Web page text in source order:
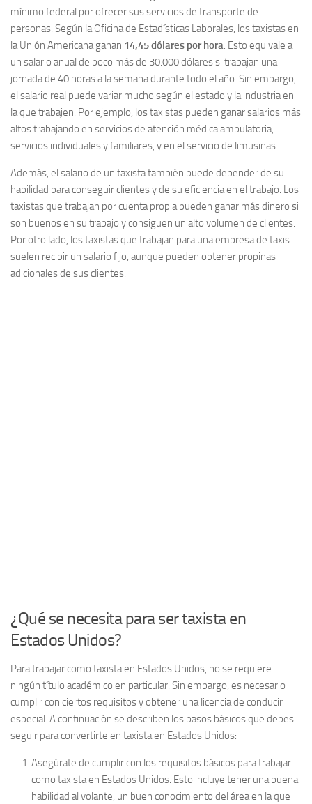
mínimo federal por ofrecer sus servicios de transporte de
personas. Según la Oficina de Estadísticas Laborales, los taxistas en
la Unión Americana ganan 14,45 dólares por hora. Esto equivale a
un salario anual de poco más de 30.000 dólares si trabajan una
jornada de 40 horas a la semana durante todo el año. Sin embargo,
el salario real puede variar mucho según el estado y la industria en
la que trabajen. Por ejemplo, los taxistas pueden ganar salarios más
altos trabajando en servicios de atención médica ambulatoria,
servicios individuales y familiares, y en el servicio de limusinas.
Además, el salario de un taxista también puede depender de su
habilidad para conseguir clientes y de su eficiencia en el trabajo. Los
taxistas que trabajan por cuenta propia pueden ganar más dinero si
son buenos en su trabajo y consiguen un alto volumen de clientes.
Por otro lado, los taxistas que trabajan para una empresa de taxis
suelen recibir un salario fijo, aunque pueden obtener propinas
adicionales de sus clientes.
¿Qué se necesita para ser taxista en
Estados Unidos?
Para trabajar como taxista en Estados Unidos, no se requiere
ningún título académico en particular. Sin embargo, es necesario
cumplir con ciertos requisitos y obtener una licencia de conducir
especial. A continuación se describen los pasos básicos que debes
seguir para convertirte en taxista en Estados Unidos:
Asegúrate de cumplir con los requisitos básicos para trabajar
como taxista en Estados Unidos. Esto incluye tener una buena
habilidad al volante, un buen conocimiento del área en la que